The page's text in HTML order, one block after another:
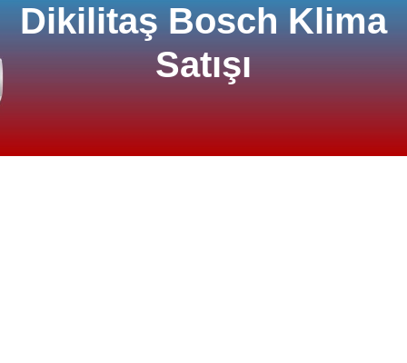
Dikilitaş Bosch Klima
Satışı